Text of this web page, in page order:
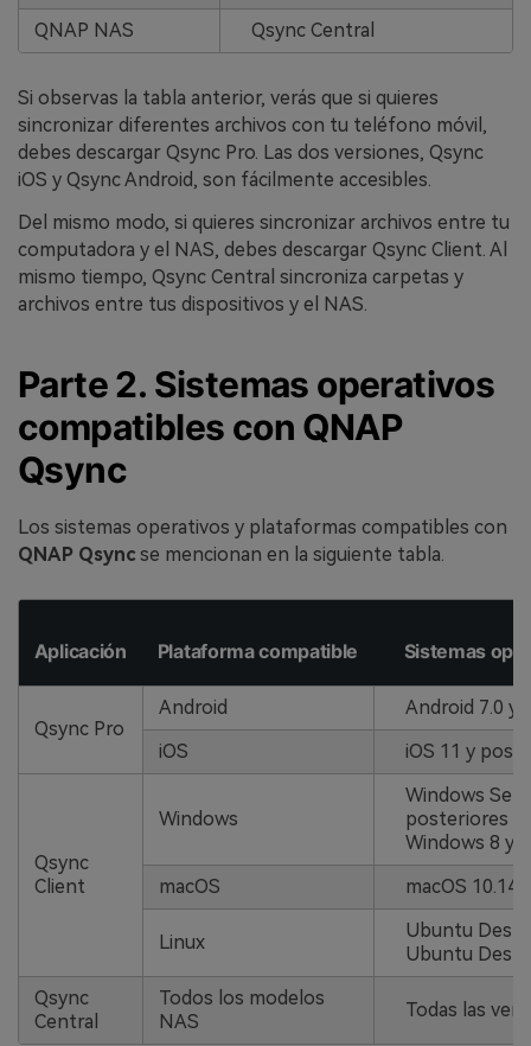
QNAP NAS
Qsync Central
Si observas la tabla anterior, verás que si quieres
sincronizar diferentes archivos con tu teléfono móvil,
debes descargar Qsync Pro. Las dos versiones, Qsync
iOS y Qsync Android, son fácilmente accesibles.
Del mismo modo, si quieres sincronizar archivos entre tu
computadora y el NAS, debes descargar Qsync Client. Al
mismo tiempo, Qsync Central sincroniza carpetas y
archivos entre tus dispositivos y el NAS.
Parte 2. Sistemas operativos
compatibles con QNAP
Qsync
Los sistemas operativos y plataformas compatibles con
QNAP Qsync se mencionan en la siguiente tabla.
Aplicación Plataforma compatible Sistemas
Qsync Pro
Android
Android 7.0 y
iOS
iOS 11 y
Qsync
Client
Windows
Windows
posteriores
Windows 8 y
macOS
macOS 10.14
Linux
Ubuntu
Ubuntu
Qsync
Central
Todos los modelos
NAS
Todas las